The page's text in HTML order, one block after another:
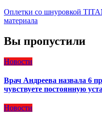
Оплетки со шнуровкой
материала
Вы пропустили
Новости
Врач Андреева назвала 6
чувствуете постоянную
Новости